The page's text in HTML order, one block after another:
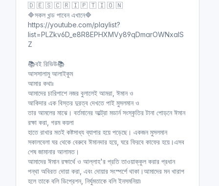
c
🇩 🇪 🇸 🇨 🇷 🇮 🇵 🇹 🇮 🇴 🇳
🔷সকল খন্ড পাবেন এখানে🔷
https://youtube.com/playlist?
list=PLZkv6D_e8R8EPHXMVy89qDmarOWNxalS
Z
📚বই রিভিউ📚
আসসালামু আলাইকুম
আমার কথাঃ
আমাদের চারিপাশে নজর বুলালেই আমরা, ঈমান ও
আকিদার এক বিস্তর দুরত্ব দেখতে পাই মুসলমান ও
তার আমলের মাঝে। বর্তমানের আল্ট্রা মডার্ন সংস্কৃতির টানা পোড়নে ঈমান
রক্ষা করা, গরম কয়লা
হাতে রাখার মতই কষ্টসাধ্য ব্যাপার হয়ে পড়েছে। একজন মুসলমান
সকালবেলা ঘর থেকে বেরুবে ঈমানদার হয়ে, ঘরে ফিরবে কাফের হয়ে।এসব
শেষ জামানার আলামত।
আমাদের ঈমান রক্ষার্থে ও আল্লাহ'র প্রতি তাওয়াক্কুল করার প্রধান
পন্থা অবিরত দোয়া করা, এবং দোয়ার সংস্পর্শে থাকা।আমাদের মন খারাপ
হলে তাকে বলি ডিপ্রেশন, নির্ঘুমতাকে বলি ইনসমনিয়া৷